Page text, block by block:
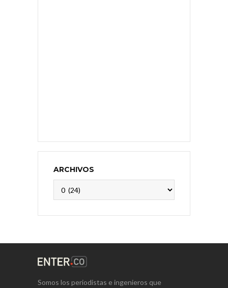
ARCHIVOS
Somos los periodistas e ingenieros que